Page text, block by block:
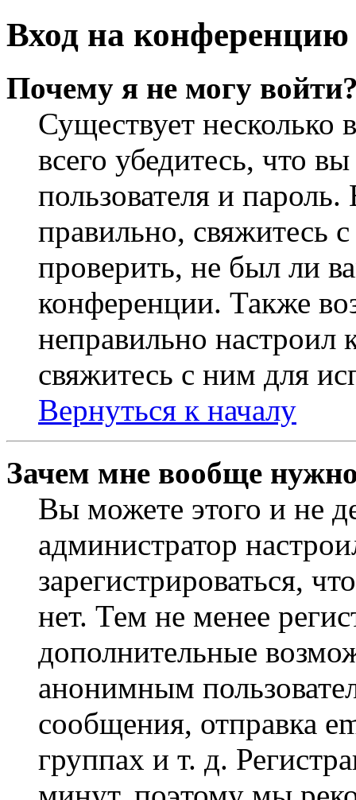
Вход на конференцию
Почему я не могу
Существует
всего убедитесь, что
пользователя и
правильно, свяжитесь
проверить, не был ли
конференции. Также
неправильно
свяжитесь с ним для
Вернуться к началу
Зачем мне вообще
Вы можете этого и не
администратор
зарегистрироваться,
нет. Тем не менее
дополнительные
анонимным
сообщения, отправка
группах и т. д.